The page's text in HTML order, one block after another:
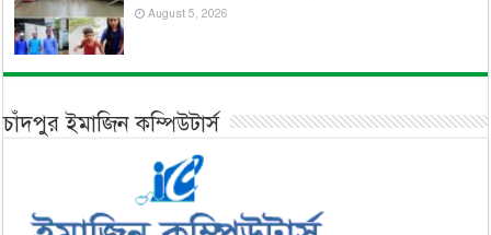
August 5, 2026
চাঁদপুর ইমাজিন কম্পিউটার্স